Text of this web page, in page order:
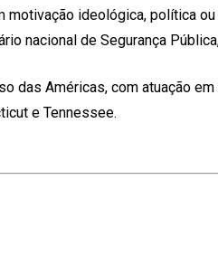
motivação ideológica, política
nacional de Segurança
das Américas, com atuação
e Tennessee.